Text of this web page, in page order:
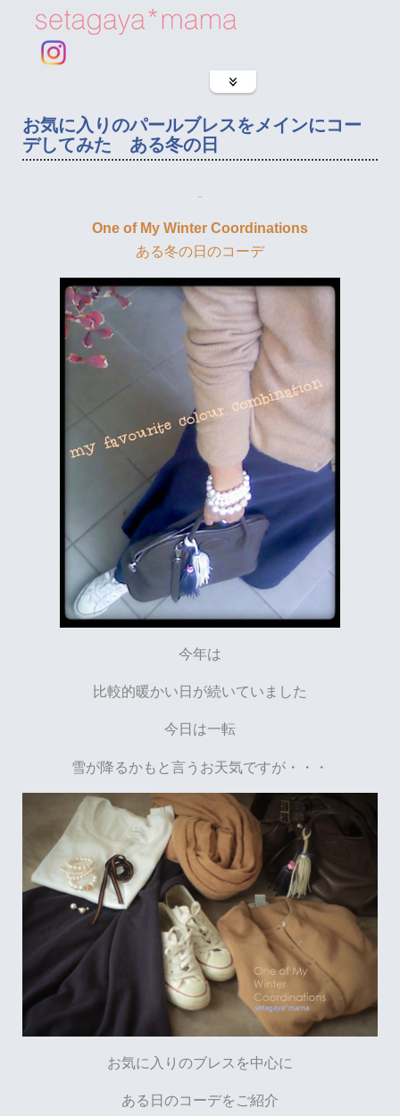
お気に入りのパールブレスをメインにコー
デしてみた ある冬の日
One of My Winter Coordinations
ある冬の日のコーデ
今年は
比較的暖かい日が続いていました
今日は一転
雪が降るかもと言うお天気ですが・・・
お気に入りのブレスを中心に
ある日のコーデをご紹介